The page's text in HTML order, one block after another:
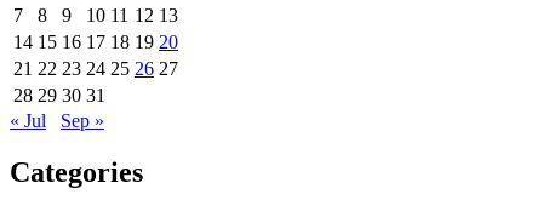
7
8 9 10 11 12 13
14 15 16 17 18 19 20
21 22 23 24 25 26 27
28 29 30 31
« Jul
Sep »
Categories